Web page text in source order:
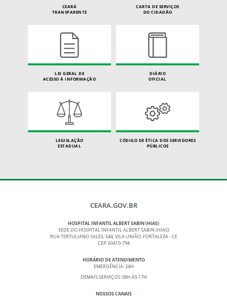
CEARÁ
TRANSPARENTE
CARTA DE SERVIÇOS
DO CIDADÃO
LEI GERAL DE
ACESSO À INFORMAÇÃO
DIÁRIO
OFICIAL
LEGISLAÇÃO
ESTADUAL
CÓDIGO DE ÉTICA DOS SERVIDORES
PÚBLICOS
CEARA.GOV.BR
HOSPITAL INFANTIL ALBERT SABIN (HIAS)
SEDE DO HOSPITAL INFANTIL ALBERT SABIN (HIAS)
RUA TERTULIANO SALES, 544, VILA UNIÃO, FORTALEZA - CE
CEP: 60410-794
HORÁRIO DE ATENDIMENTO
EMERGÊNCIA: 24H
DEMAIS SERVIÇOS: 08H ÀS 17H
NOSSOS CANAIS